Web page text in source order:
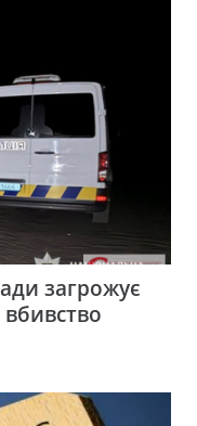
загрожує
вбивство